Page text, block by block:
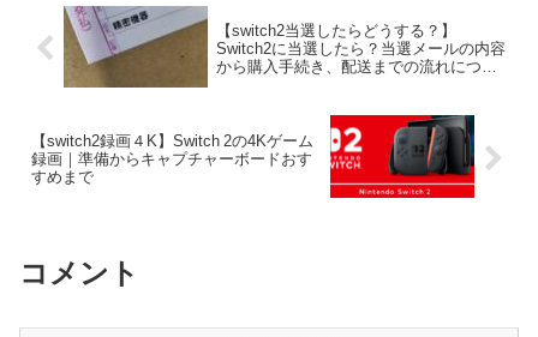
【switch2当選したらどうする？】
Switch2に当選したら？当選メールの内容
から購入手続き、配送までの流れについ
【switch2録画４K】Switch 2の4Kゲーム
録画｜準備からキャプチャーボードおす
すめまで
コメント